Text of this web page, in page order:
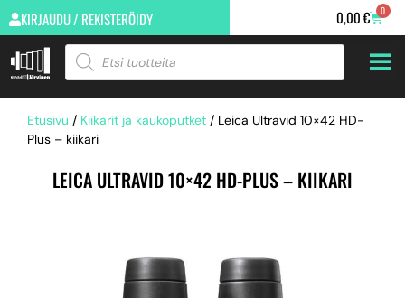
KIRJAUDU / REKISTERÖIDY 0,00€ 0
Etusivu / Kiikarit ja kaukoputket / Leica Ultravid 10×42 HD-
Plus – kiikari
LEICA ULTRAVID 10×42 HD-PLUS – KIIKARI